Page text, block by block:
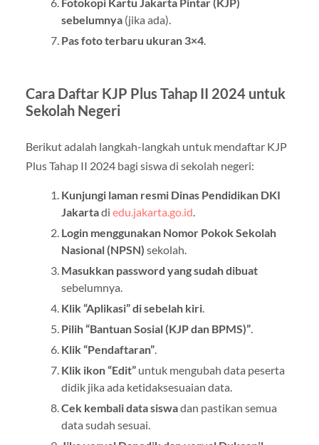
sebelumnya(jika ada).
Pas foto terbaru ukuran 3×4.
Cara Daftar KJP Plus Tahap II 2024 untuk
Sekolah Negeri
Berikut adalah langkah-langkah untuk mendaftar KJP
Plus Tahap II 2024 bagi siswa di sekolah negeri:
Kunjungi laman resmi Dinas Pendidikan DKI
Jakartadi edu.jakarta.go.id
Login menggunakan Nomor Pokok Sekolah
Nasional (NPSN) sekolah.
Masukkan password yang sudah dibuat
sebelumnya.
Klik “Aplikasi” di sebelah kiri.
Pilih “Bantuan Sosial (KJP dan BPMS)”.
Klik “Pendaftaran”.
Klik ikon “Edit”untuk mengubah data peserta
didik jika ada ketidaksesuaian data.
Cek kembali data siswadan pastikan semua
data sudah sesuai.